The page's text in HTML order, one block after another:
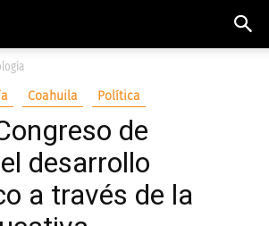
Coahuila Política
de
desarrollo
a través de la